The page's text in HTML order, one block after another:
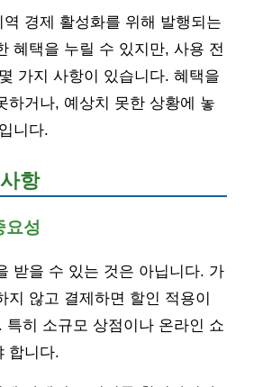
경제 활성화를 위해 발행되는
혜택을 누릴 수 있지만, 사용 전
가지 사항이 있습니다. 혜택을
하거나, 예상치 못한 상황에 놓
니다.
항
요성
받을 수 있는 것은 아닙니다. 가
지 않고 결제하면 할인 적용이
특히 소규모 상점이나 온라인 쇼
합니다.